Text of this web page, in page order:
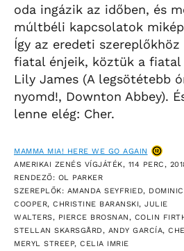
oda ingázik az időben, és
múltbéli kapcsolatok
Így az eredeti
fiatal énjeik, köztük a
Lily James (A legsötétebb
nyomd!, Downton Abbey).
lenne elég: Cher.
MAMMA MIA! HERE WE GO AGAIN
AMERIKAI ZENÉS VÍGJÁTÉK, 114 PERC,
RENDEZŐ: OL PARKER
SZEREPLŐK: AMANDA SEYFRIED, DOMINIC
COOPER, CHRISTINE BARANSKI, JULIE
WALTERS, PIERCE BROSNAN, COLIN
STELLAN SKARSGÅRD, ANDY GARCÍA,
MERYL STREEP, CELIA IMRIE